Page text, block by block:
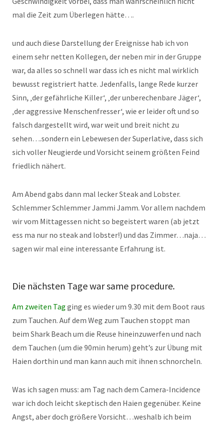
mal die Zeit zum Überlegen hätte….
und auch diese Darstellung der Ereignisse hab ich von
einem sehr netten Kollegen, der neben mir in der Gruppe
war, da alles so schnell war dass ich es nicht mal wirklich
bewusst registriert hatte. Jedenfalls, lange Rede kurzer
Sinn, ‚der gefährliche Killer‘, ‚der unberechenbare Jäger‘,
‚der aggressive Menschenfresser‘, wie er leider oft und so
falsch dargestellt wird, war weit und breit nicht zu
sehen….sondern ein Lebewesen der Superlative, dass sich
sich voller Neugierde und Vorsicht seinem größten Feind
friedlich nähert.
Am Abend gabs dann mal lecker Steak and Lobster.
Schlemmer Schlemmer Jammi Jamm. Vor allem nachdem
wir vom Mittagessen nicht so begeistert waren (ab jetzt
ess ma nur no steak and lobster!) und das Zimmer…naja…
sagen wir mal eine interessante Erfahrung ist.
Die nächsten Tage war same procedure.
Am zweiten Tag ging es wieder um 9.30 mit dem Boot raus
zum Tauchen. Auf dem Weg zum Tauchen stoppt man
beim Shark Beach um die Reuse hineinzuwerfen und nach
dem Tauchen (um die 90min herum) geht’s zur Übung mit
Haien dorthin und man kann auch mit ihnen schnorcheln.
Was ich sagen muss: am Tag nach dem Camera-Incidence
war ich doch leicht skeptisch den Haien gegenüber. Keine
Angst, aber doch größere Vorsicht…weshalb ich beim